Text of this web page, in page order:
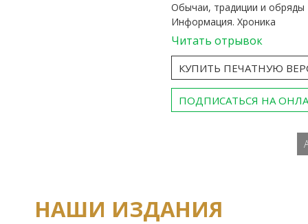
Обычаи, традиции и обряды
Информация. Хроника
Читать отрывок
КУПИТЬ ПЕЧАТНУЮ
ПОДПИСАТЬСЯ НА
НАШИ ИЗДАНИЯ